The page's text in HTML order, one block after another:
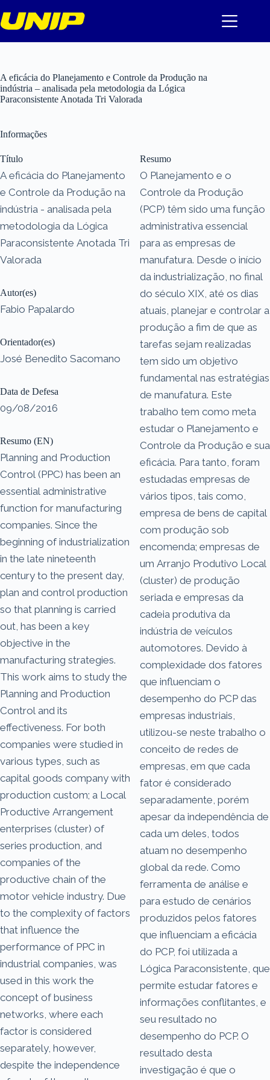
para
o
A eficácia do Planejamento e Controle da Produção na
indústria – analisada pela metodologia da Lógica
Paraconsistente Anotada Tri Valorada
Informações
Título
A eficácia do Planejamento
e Controle da Produção na
indústria - analisada pela
metodologia da Lógica
Paraconsistente Anotada Tri
Valorada
Autor(es)
Fabio Papalardo
Orientador(es)
José Benedito Sacomano
Data de Defesa
09/08/2016
Resumo (EN)
Planning and Production
Control (PPC) has been an
essential administrative
function for manufacturing
companies. Since the
beginning of industrialization
in the late nineteenth
century to the present day,
plan and control production
so that planning is carried
out, has been a key
objective in the
manufacturing strategies.
This work aims to study the
Planning and Production
Control and its
effectiveness. For both
companies were studied in
various types, such as
capital goods company with
production custom; a Local
Productive Arrangement
enterprises (cluster) of
series production, and
companies of the
productive chain of the
motor vehicle industry. Due
to the complexity of factors
that influence the
performance of PPC in
industrial companies, was
used in this work the
concept of business
networks, where each
factor is considered
separately, however,
despite the independence
Resumo
O Planejamento e o
Controle da Produção
(PCP) têm sido uma função
administrativa essencial
para as empresas de
manufatura. Desde o início
da industrialização, no final
do século XIX, até os dias
atuais, planejar e controlar a
produção a fim de que as
tarefas sejam realizadas
tem sido um objetivo
fundamental nas estratégias
de manufatura. Este
trabalho tem como meta
estudar o Planejamento e
Controle da Produção e sua
eficácia. Para tanto, foram
estudadas empresas de
vários tipos, tais como,
empresa de bens de capital
com produção sob
encomenda; empresas de
um Arranjo Produtivo Local
(cluster) de produção
seriada e empresas da
cadeia produtiva da
indústria de veículos
automotores. Devido à
complexidade dos fatores
que influenciam o
desempenho do PCP das
empresas industriais,
utilizou-se neste trabalho o
conceito de redes de
empresas, em que cada
fator é considerado
separadamente, porém
apesar da independência de
cada um deles, todos
atuam no desempenho
global da rede. Como
ferramenta de análise e
para estudo de cenários
produzidos pelos fatores
que influenciam a eficácia
do PCP, foi utilizada a
Lógica Paraconsistente, que
permite estudar fatores e
informações conflitantes, e
seu resultado no
desempenho do PCP. O
resultado desta
investigação é que o